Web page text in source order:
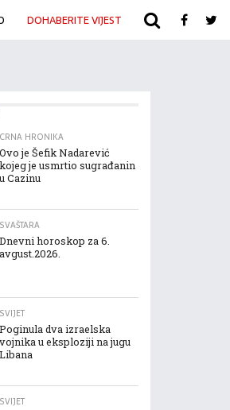
DOHABERITE VIJEST ARHIVA
CRNA HRONIKA
Ovo je Šefik Nadarević
kojeg je usmrtio sugrađanin
u Cazinu
SVAŠTARA
Dnevni horoskop za 6.
avgust.2026.
SVIJET
Poginula dva izraelska
vojnika u eksploziji na jugu
Libana
SVIJET